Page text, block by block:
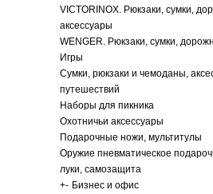
VICTORINOX. Рюкзаки, сумки,
аксессуары
WENGER. Рюкзаки, сумки,
Игры
Сумки, рюкзаки и чемоданы,
путешествий
Наборы для пикника
Охотничьи аксессуары
Подарочные ножи, мультитулы
Оружие пневматическое
луки, самозащита
+- Бизнес и офис